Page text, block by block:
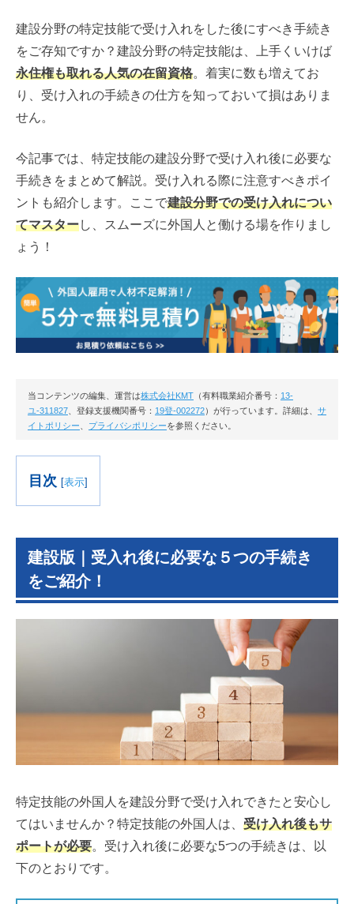
建設分野の特定技能で受け入れをした後にすべき手続き
をご存知ですか？建設分野の特定技能は、上手くいけば
永住権も取れる人気の在留資格。着実に数も増えてお
り、受け入れの手続きの仕方を知っておいて損はありま
せん。
今記事では、特定技能の建設分野で受け入れ後に必要な
手続きをまとめて解説。受け入れる際に注意すべきポイ
ントも紹介します。ここで建設分野での受け入れについ
てマスターし、スムーズに外国人と働ける場を作りまし
ょう！
当コンテンツの編集、運営は株式会社KMT （有料職業紹介番号： 13-
ユ-311827 、登録支援機関番号： 19登-002272）が行っています。詳細は、 サ
イトポリシー
プライバシポリシーを参照ください。
目次 [表示]
建設版｜受入れ後に必要な５つの手続き
をご紹介！
特定技能の外国人を建設分野で受け入れできたと安心し
てはいませんか？特定技能の外国人は、 受け入れ後もサ
ポートが必要。受け入れ後に必要な5つの手続きは、以
下のとおりです。